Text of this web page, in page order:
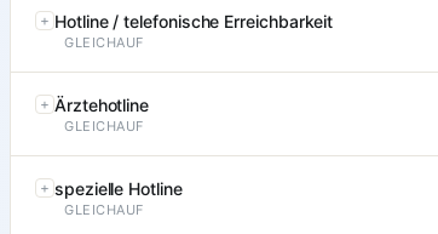
Hotline / telefonische Erreichbarkeit
GLEICHAUF
Ärztehotline
GLEICHAUF
spezielle Hotline
GLEICHAUF